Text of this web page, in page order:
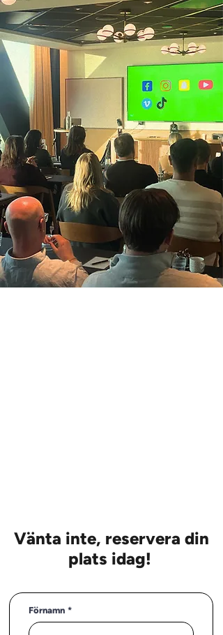
Vänta inte, reservera din
plats idag!
Förnamn *